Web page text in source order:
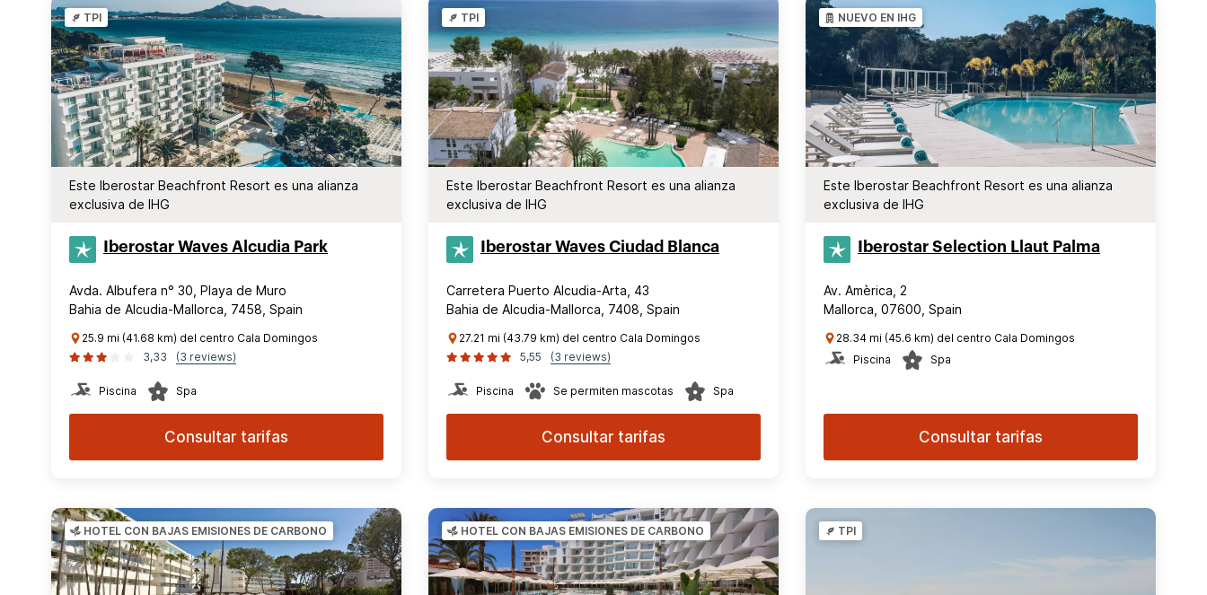
TPI
Este Iberostar Beachfront Resort es una alianza
exclusiva de IHG
Iberostar Waves Alcudia Park
Avda. Albufera n° 30, Playa de Muro
Bahia de Alcudia-Mallorca, 7458, Spain
25.9 mi (41.68 km) del centro Cala Domingos
3,33
(3 reviews)
Piscina Spa
Consultar tarifas
TPI
Este Iberostar Beachfront Resort es una alianza
exclusiva de IHG
Iberostar Waves Ciudad Blanca
Carretera Puerto Alcudia-Arta, 43
Bahia de Alcudia-Mallorca, 7408, Spain
27.21 mi (43.79 km) del centro Cala Domingos
5,55
(3 reviews)
Piscina Se permiten mascotas Spa
Consultar tarifas
NUEVO EN IHG
Este Iberostar Beachfront Resort es una alianza
exclusiva de IHG
Iberostar Selection​ Llaut Palma
Av. Amèrica, 2
Mallorca, 07600, Spain
28.34 mi (45.6 km) del centro Cala Domingos
Piscina
Spa
Consultar tarifas
HOTEL CON BAJAS EMISIONES DE CARBONO HOTEL CON BAJAS EMISIONES DE CARBONO TPI